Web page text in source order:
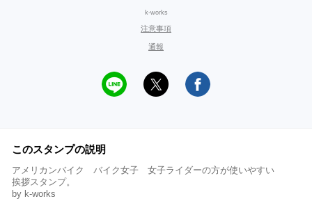
k-works
注意事項
通報
このスタンプの説明
アメリカンバイク バイク女子 女子ライダーの方が使いやすい
挨拶スタンプ。
by k-works